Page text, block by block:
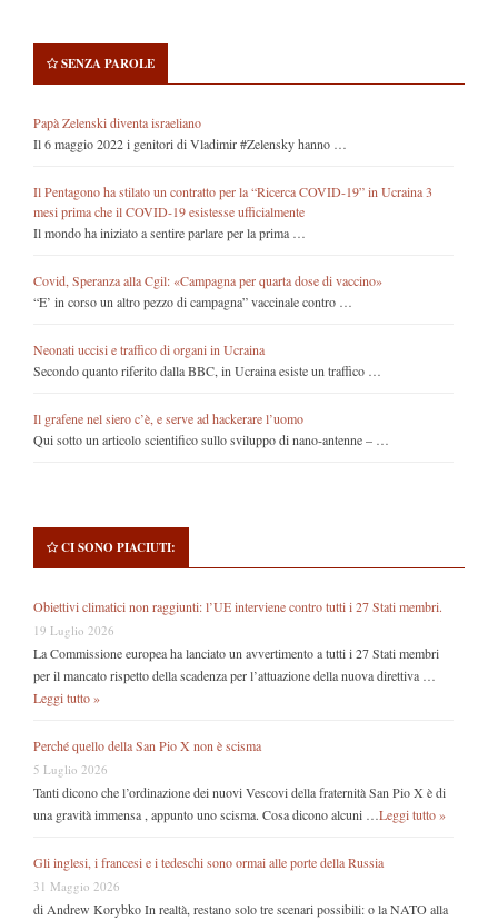
SENZA PAROLE
Papà Zelenski diventa israeliano
Il 6 maggio 2022 i genitori di Vladimir #Zelensky hanno …
Il Pentagono ha stilato un contratto per la “Ricerca COVID-19” in Ucraina 3
mesi prima che il COVID-19 esistesse ufficialmente
Il mondo ha iniziato a sentire parlare per la prima …
Covid, Speranza alla Cgil: «Campagna per quarta dose di vaccino»
“E’ in corso un altro pezzo di campagna” vaccinale contro …
Neonati uccisi e traffico di organi in Ucraina
Secondo quanto riferito dalla BBC, in Ucraina esiste un traffico …
Il grafene nel siero c’è, e serve ad hackerare l’uomo
Qui sotto un articolo scientifico sullo sviluppo di nano-antenne – …
CI SONO PIACIUTI:
Obiettivi climatici non raggiunti: l’UE interviene contro tutti i 27 Stati membri.
19 Luglio 2026
La Commissione europea ha lanciato un avvertimento a tutti i 27 Stati membri
per il mancato rispetto della scadenza per l’attuazione della nuova direttiva …
Leggi tutto »
Perché quello della San Pio X non è scisma
5 Luglio 2026
Tanti dicono che l’ordinazione dei nuovi Vescovi della fraternità San Pio X è di
una gravità immensa , appunto uno scisma. Cosa dicono alcuni … Leggi tutto »
Gli inglesi, i francesi e i tedeschi sono ormai alle porte della Russia
31 Maggio 2026
di Andrew Korybko In realtà, restano solo tre scenari possibili: o la NATO alla